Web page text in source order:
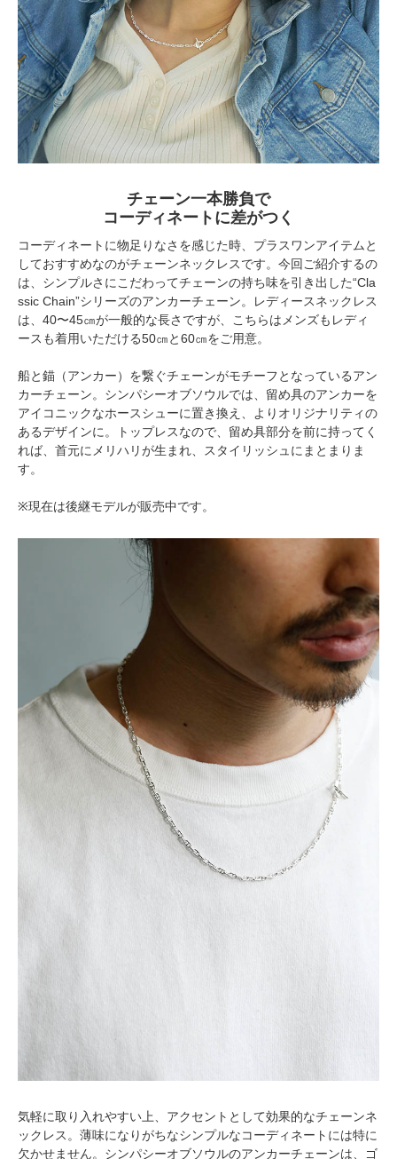
チェーン一本勝負で
コーディネートに差がつく
コーディネートに物足りなさを感じた時、プラスワンアイテムと
しておすすめなのがチェーンネックレスです。今回ご紹介するの
は、シンプルさにこだわってチェーンの持ち味を引き出した“Cla
ssic Chain”シリーズのアンカーチェーン。レディースネックレス
は、40〜45㎝が一般的な長さですが、こちらはメンズもレディ
ースも着用いただける50㎝と60㎝をご用意。
船と錨（アンカー）を繋ぐチェーンがモチーフとなっているアン
カーチェーン。シンパシーオブソウルでは、留め具のアンカーを
アイコニックなホースシューに置き換え、よりオリジナリティの
あるデザインに。トップレスなので、留め具部分を前に持ってく
れば、首元にメリハリが生まれ、スタイリッシュにまとまりま
す。
※現在は後継モデルが販売中です。
気軽に取り入れやすい上、アクセントとして効果的なチェーンネ
ックレス。薄味になりがちなシンプルなコーディネートには特に
欠かせません。シンパシーオブソウルのアンカーチェーンは、ゴ